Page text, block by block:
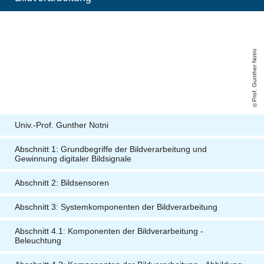
Prof. Gunther Notni
Univ.-Prof. Gunther Notni
Abschnitt 1: Grundbegriffe der Bildverarbeitung und
Gewinnung digitaler Bildsignale
Abschnitt 2: Bildsensoren
Abschnitt 3: Systemkomponenten der Bildverarbeitung
Abschnitt 4.1: Komponenten der Bildverarbeitung -
Beleuchtung